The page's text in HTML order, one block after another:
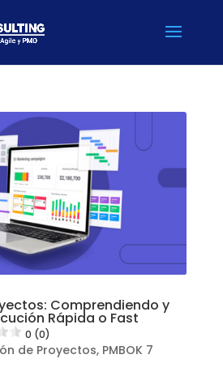
Comprendiendo y
Rápida o Fast
0 (0)
de Proyectos, PMBOK 7